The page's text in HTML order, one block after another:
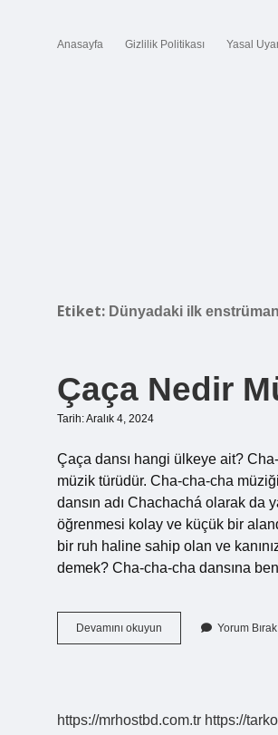
Anasayfa Gizlilik Politikası Yasal
Etiket: Dünyadaki ilk
Çaça Nedir
Tarih: Aralık 4, 2024
Çaça dansı hangi ülkeye ait?
müzik türüdür. Cha-cha-cha
dansın adı Chachachá olarak da
öğrenmesi kolay ve küçük bir
bir ruh haline sahip olan ve
demek? Cha-cha-cha dansına
Devamını okuyun
Nedir
Yorum Bırak
https://mrhostbd.com.tr https://